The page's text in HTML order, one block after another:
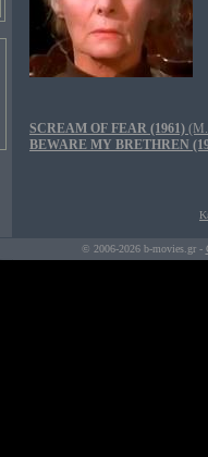
SCREAM OF FEAR (1961) (Μ.
BEWARE MY BRETHREN
© 2006-2026 b-movies.gr -